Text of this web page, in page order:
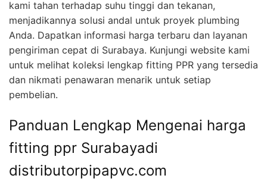
kami tahan terhadap suhu tinggi dan tekanan,
menjadikannya solusi andal untuk proyek plumbing
Anda. Dapatkan informasi harga terbaru dan layanan
pengiriman cepat di Surabaya. Kunjungi website kami
untuk melihat koleksi lengkap fitting PPR yang tersedia
dan nikmati penawaran menarik untuk setiap
pembelian.
Panduan Lengkap Mengenai harga
fitting ppr Surabayadi
distributorpipapvc.com